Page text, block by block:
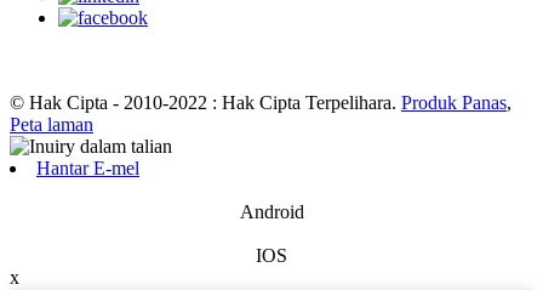
© Hak Cipta - 2010-2022 : Hak Cipta Terpelihara. Produk Panas,
Peta laman
Hantar E-mel
Android
IOS
x